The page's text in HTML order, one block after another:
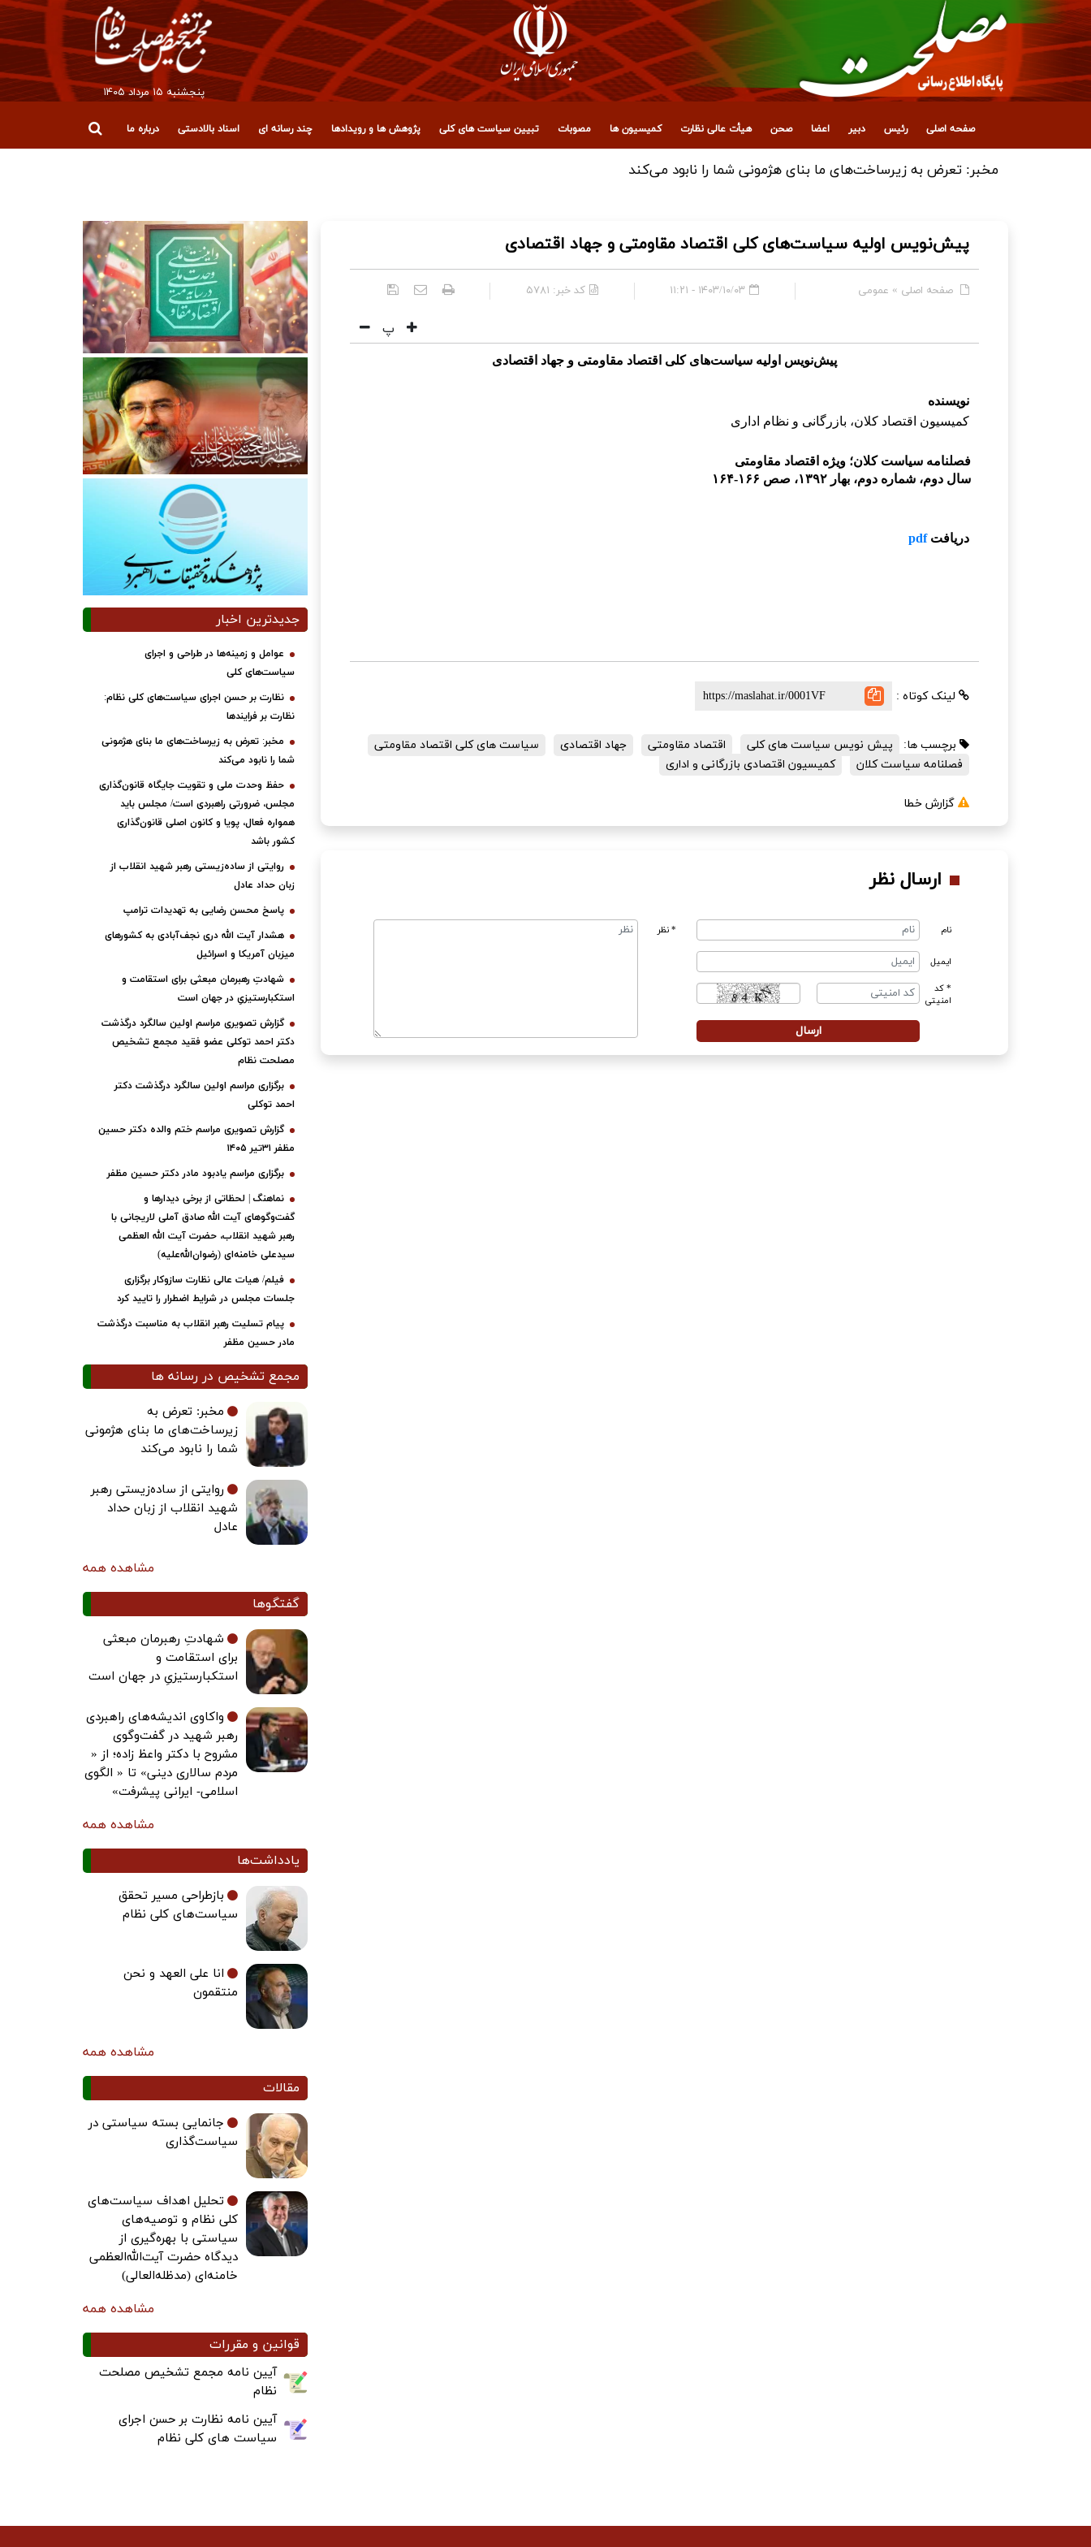
پنجشنبه ۱۵ مرداد ۱۴۰۵
صفحه اصلی رئیس دبیر اعضا صحن هیأت عالی نظارت کمیسیون ها مصوبات تبیین سیاست های کلی پژوهش ها و رویدادها چند رسانه ای اسناد بالادستی درباره ما
انتصاب معاون جدید اداری، مالی و پشتیبانی مجمع تشخیص مصلحت نظام
پیش‌نویس اولیه سیاست‌های کلی اقتصاد مقاومتی و جهاد اقتصادی
صفحه اصلی » عمومی ۱۴۰۳/۱۰/۰۳ - ۱۱:۲۱ کد خبر: ۵۷۸۱
پ
پیش‌نویس اولیه سیاست‌های کلی اقتصاد مقاومتی و جهاد اقتصادی
نویسنده
کمیسیون اقتصاد کلان، بازرگانی و نظام اداری
فصلنامه سیاست کلان؛ ویژه اقتصاد مقاومتی
سال دوم، شماره دوم، بهار ۱۳۹۲، صص ۱۶۶-۱۶۴
دریافتpdf
لینک کوتاه :
برچسب ها: پیش نویس سیاست های کلی اقتصاد مقاومتی جهاد اقتصادی
سیاست های کلی اقتصاد مقاومتی
فصلنامه سیاست کلان
کمیسیون اقتصادی بازرگانی و اداری
گزارش خطا
ارسال نظر
نام
ایمیل
* کد
امنیتی
* نظر
جدیدترین اخبار
عوامل و زمینه‌ها در طراحی و اجرای
سیاست‌های کلی
نظارت بر حسن اجرای سیاست‌های کلی نظام:
نظارت بر فرایندها
مخبر: تعرض به زیرساخت‌های ما بنای هژمونی
شما را نابود می‌کند
حفظ وحدت ملی و تقویت جایگاه قانون‌گذاری
مجلس، ضرورتی راهبردی است/ مجلس باید
همواره فعال، پویا و کانون اصلی قانون‌گذاری
کشور باشد
روایتی از ساده‌زیستی رهبر شهید انقلاب از
زبان حداد عادل
پاسخ محسن رضایی به تهدیدات ترامپ
هشدار آیت الله دری نجف‌آبادی به کشورهای
میزبان آمریکا و اسرائیل
شهادتِ رهبرمان مبعثی برای استقامت و
استکبارستیزیِ در جهان است
گزارش تصویری مراسم اولین سالگرد درگذشت
دکتر احمد توکلی عضو فقید مجمع تشخیص
مصلحت نظام
برگزاری مراسم اولین سالگرد درگذشت دکتر
احمد توکلی
گزارش تصویری مراسم ختم والده دکتر حسین
مظفر ۳۱تیر ۱۴۰۵
برگزاری مراسم یادبود مادر دکتر حسین مظفر
نماهنگ | لحظاتی از برخی دیدارها و
گفت‌وگوهای آیت ‌الله صادق آملی لاریجانی با
رهبر شهید انقلاب، حضرت آیت‌ الله العظمی
سیدعلی خامنه‌ای (رضوان‌الله‌علیه)
فیلم/ هیات عالی نظارت سازوکار برگزاری
جلسات مجلس در شرایط اضطرار را تایید کرد
پیام تسلیت رهبر انقلاب به مناسبت درگذشت
مادر حسین مظفر
مجمع تشخیص در رسانه ها
مخبر: تعرض به
زیرساخت‌های ما بنای هژمونی
شما را نابود می‌کند
روایتی از ساده‌زیستی رهبر
شهید انقلاب از زبان حداد
عادل
مشاهده همه
گفتگوها
شهادتِ رهبرمان مبعثی
برای استقامت و
استکبارستیزیِ در جهان است
واکاوی اندیشه‌های راهبردی
رهبر شهید در گفت‌وگوی
مشروح با دکتر واعظ زاده؛ از «
مردم سالاری دینی» تا « الگوی
اسلامی- ایرانی پیشرفت»
مشاهده همه
یادداشت‌ها
بازطراحی مسیر تحقق
سیاست‌های کلی نظام
انا علی العهد و نحن
منتقمون
مشاهده همه
مقالات
جانمایی بسته سیاستی در
سیاست‌گذاری
تحلیل اهداف سیاست‌های
کلی نظام و توصیه‌های
سیاستی با بهره‌گیری از
دیدگاه حضرت آیت‌الله‌العظمی
خامنه‌ای (مدظله‌العالی)
مشاهده همه
قوانین و مقررات
آیین نامه مجمع تشخیص مصلحت
نظام
آیین نامه نظارت بر حسن اجرای
سیاست های کلی نظام